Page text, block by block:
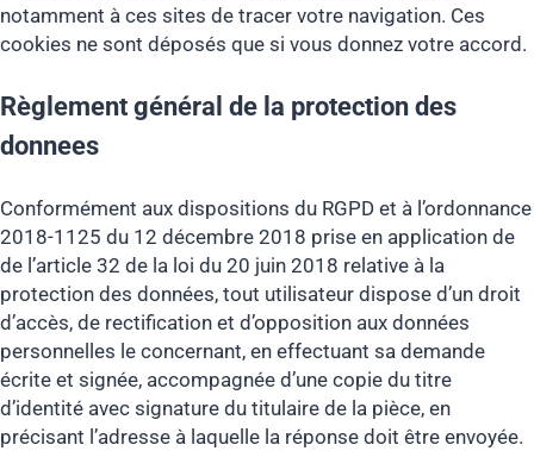
notamment à ces sites de tracer votre navigation. Ces
cookies ne sont déposés que si vous donnez votre accord.
Règlement général de la protection des
donnees
Conformément aux dispositions du RGPD et à l’ordonnance
2018-1125 du 12 décembre 2018 prise en application de
de l’article 32 de la loi du 20 juin 2018 relative à la
protection des données, tout utilisateur dispose d’un droit
d’accès, de rectification et d’opposition aux données
personnelles le concernant, en effectuant sa demande
écrite et signée, accompagnée d’une copie du titre
d’identité avec signature du titulaire de la pièce, en
précisant l’adresse à laquelle la réponse doit être envoyée.